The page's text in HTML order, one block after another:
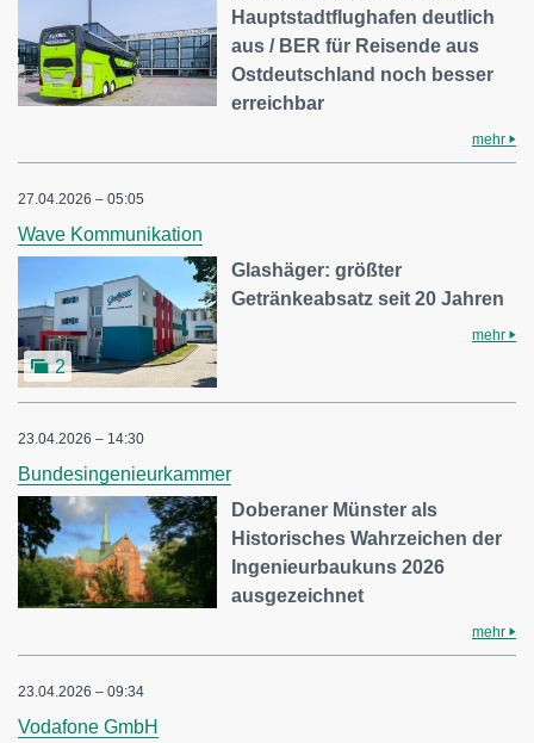
Hauptstadtflughafen deutlich
aus / BER für Reisende aus
Ostdeutschland noch besser
erreichbar
mehr
27.04.2026 – 05:05
Wave Kommunikation
2
Glashäger: größter
Getränkeabsatz seit 20 Jahren
mehr
23.04.2026 – 14:30
Bundesingenieurkammer
Doberaner Münster als
Historisches Wahrzeichen der
Ingenieurbaukuns 2026
ausgezeichnet
mehr
23.04.2026 – 09:34
Vodafone GmbH